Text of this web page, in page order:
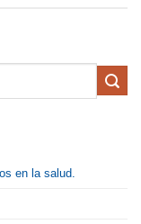
en la salud.